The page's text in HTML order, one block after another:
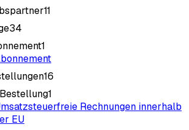
11
34
1
16
1
Rechnungen innerhalb
EU